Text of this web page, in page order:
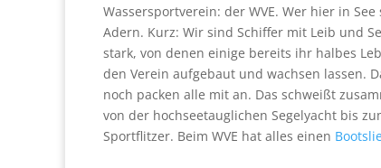
Wassersportverein: der WVE. Wer hier in
Adern. Kurz: Wir sind Schiffer mit Leib und
stark, von denen einige bereits ihr halbes
den Verein aufgebaut und wachsen lassen.
noch packen alle mit an. Das schweißt
von der hochseetauglichen Segelyacht bis
Sportflitzer. Beim WVE hat alles einen